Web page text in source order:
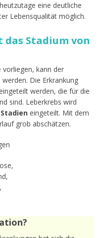
eine deutliche
Lebensqualität möglich.
das Stadium von
vorliegen, kann der
Die Erkrankung
werden, die für die
sind. Leberkrebs wird
eingeteilt. Mit dem
grob abschätzen.